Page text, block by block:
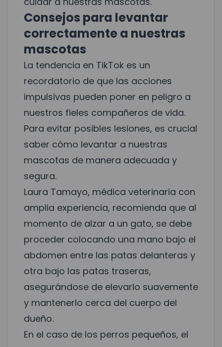
Consejos para levantar
correctamente a nuestras
mascotas
La tendencia en TikTok es un
recordatorio de que las acciones
impulsivas pueden poner en peligro a
nuestros fieles compañeros de vida.
Para evitar posibles lesiones, es crucial
saber cómo levantar a nuestras
mascotas de manera adecuada y
segura.
Laura Tamayo, médica veterinaria con
amplia experiencia, recomienda que al
momento de alzar a un gato, se debe
proceder colocando una mano bajo el
abdomen entre las patas delanteras y
otra bajo las patas traseras,
asegurándose de elevarlo suavemente
y mantenerlo cerca del cuerpo del
dueño.
En el caso de los perros pequeños, el